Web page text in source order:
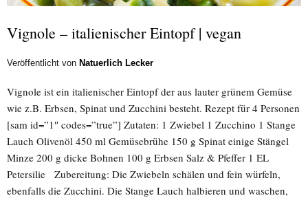
Vignole – italienischer Eintopf | vegan
Veröffentlicht von Natuerlich Lecker
Vignole ist ein italienischer Eintopf der aus lauter grünem Gemüse
wie z.B. Erbsen, Spinat und Zucchini besteht. Rezept für 4 Personen
[sam id=”1″ codes=”true”] Zutaten: 1 Zwiebel 1 Zucchino 1 Stange
Lauch Olivenöl 450 ml Gemüsebrühe 150 g Spinat einige Stängel
Minze 200 g dicke Bohnen 100 g Erbsen Salz & Pfeffer 1 EL
Petersilie Zubereitung: Die Zwiebeln schälen und fein würfeln,
ebenfalls die Zucchini. Die Stange Lauch halbieren und waschen,